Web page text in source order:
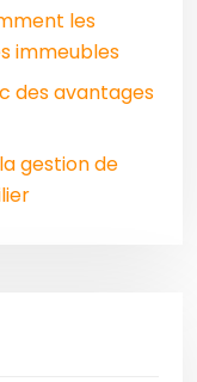
les
immeubles
des avantages
gestion de